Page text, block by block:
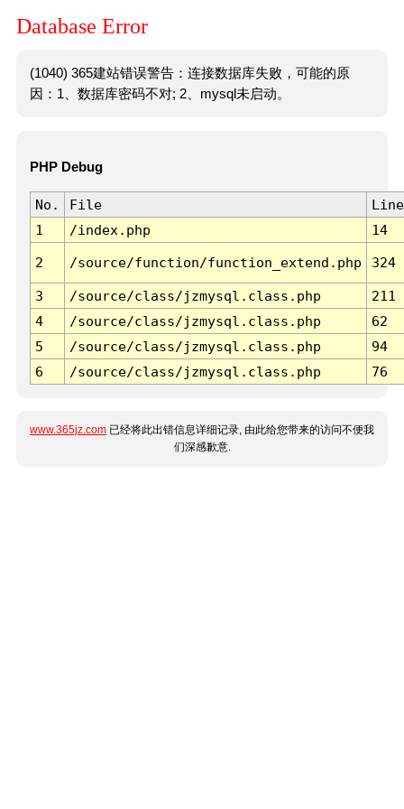
Database Error
(1040) 365建站错误警告：连接数据库失败，可能的原
因：1、数据库密码不对; 2、mysql未启动。
PHP Debug
No. File
Line
1
/index.php 14
2 /source/function/function_extend.php 324
3 /source/class/jzmysql.class.php
211
4
/source/class/jzmysql.class.php
62
5
/source/class/jzmysql.class.php
94
6
/source/class/jzmysql.class.php 76
www.365jz.com 已经将此出错信息详细记录, 由此给您带来的访问不便我
们深感歉意.